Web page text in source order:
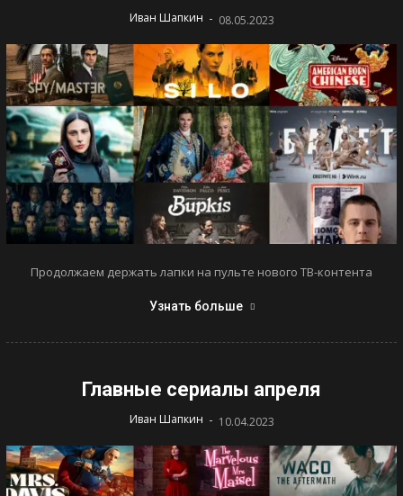
Иван Шапкин - 08.05.2023
Продолжаем держать лапки на пульте нового ТВ-контента
Узнать больше
Главные сериалы апреля
Иван Шапкин - 10.04.2023